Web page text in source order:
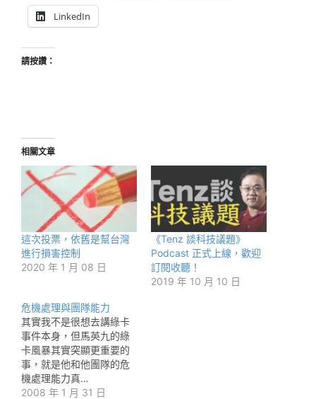
LinkedIn
請按讚：
相關文章
這次投票，依舊是幫台灣
進行損害控制
2020 年 1 月 08 日
《Tenz 談科技議題》
Podcast 正式上線，歡迎
訂閱收聽！
2019 年 10 月 10 日
危機處理與團隊能力
其實我不是很想去講綠卡
事件本身，但馬英九的綠
卡風暴其實突顯更重要的
事，就是他和他團隊的危
機處理能力真…
2008 年 1 月 31 日